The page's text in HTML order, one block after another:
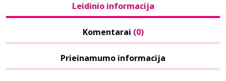
Leidinio informacija
Komentarai (0)
Prieinamumo informacija